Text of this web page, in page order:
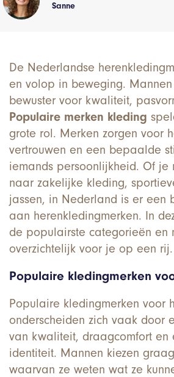
Sanne
De Nederlandse
en volop in beweging. Mannen
bewuster voor kwaliteit,
Populaire merken kleding
grote rol. Merken zorgen voor
vertrouwen en een bepaalde
iemands persoonlijkheid. Of je
naar zakelijke kleding,
jassen, in Nederland is er een
aan herenkledingmerken. In
de populairste categorieën en
overzichtelijk voor je op een rij.
Populaire kledingmerken
Populaire kledingmerken voor
onderscheiden zich vaak door
van kwaliteit, draagcomfort en
identiteit. Mannen kiezen
waarvan ze weten wat ze